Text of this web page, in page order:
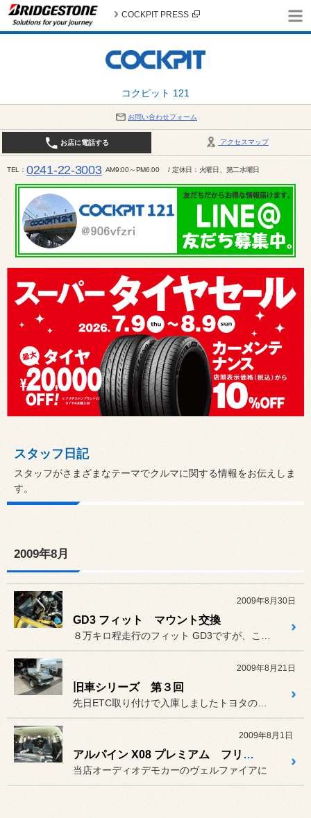
コクピット 121
COCKPIT PRESS
お問い合わせフォーム
アクセスマップ
お店に電話する
TEL 0241-22-3003 AM9:00～PM6:00 / 定休日：火曜日、第二水曜日
スタッフ日記
スタッフがさまざまなテーマでクルマに関する情報をお伝えしま
す。
2009年8月
2009年8月30日
GD3 フィット マウント交換
2009年8月21日
旧車シリーズ 第３回
2009年8月1日
アルパイン X08 プレミアム フリップダウンモニター
当店オーディオデモカーのヴェルファイアに